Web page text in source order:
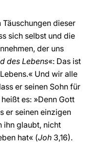
dieser
sich selbst und die
der uns
des Lebens«: Das ist
Und wir alle
er seinen Sohn für
es: »Denn Gott
er seinen einzigen
ihn glaubt, nicht
hat« (Joh 3,16).